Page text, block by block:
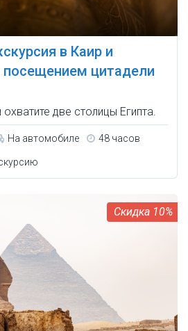
в Каир и
цитадели
две столицы Египта.
На автомобиле 48 часов
10%